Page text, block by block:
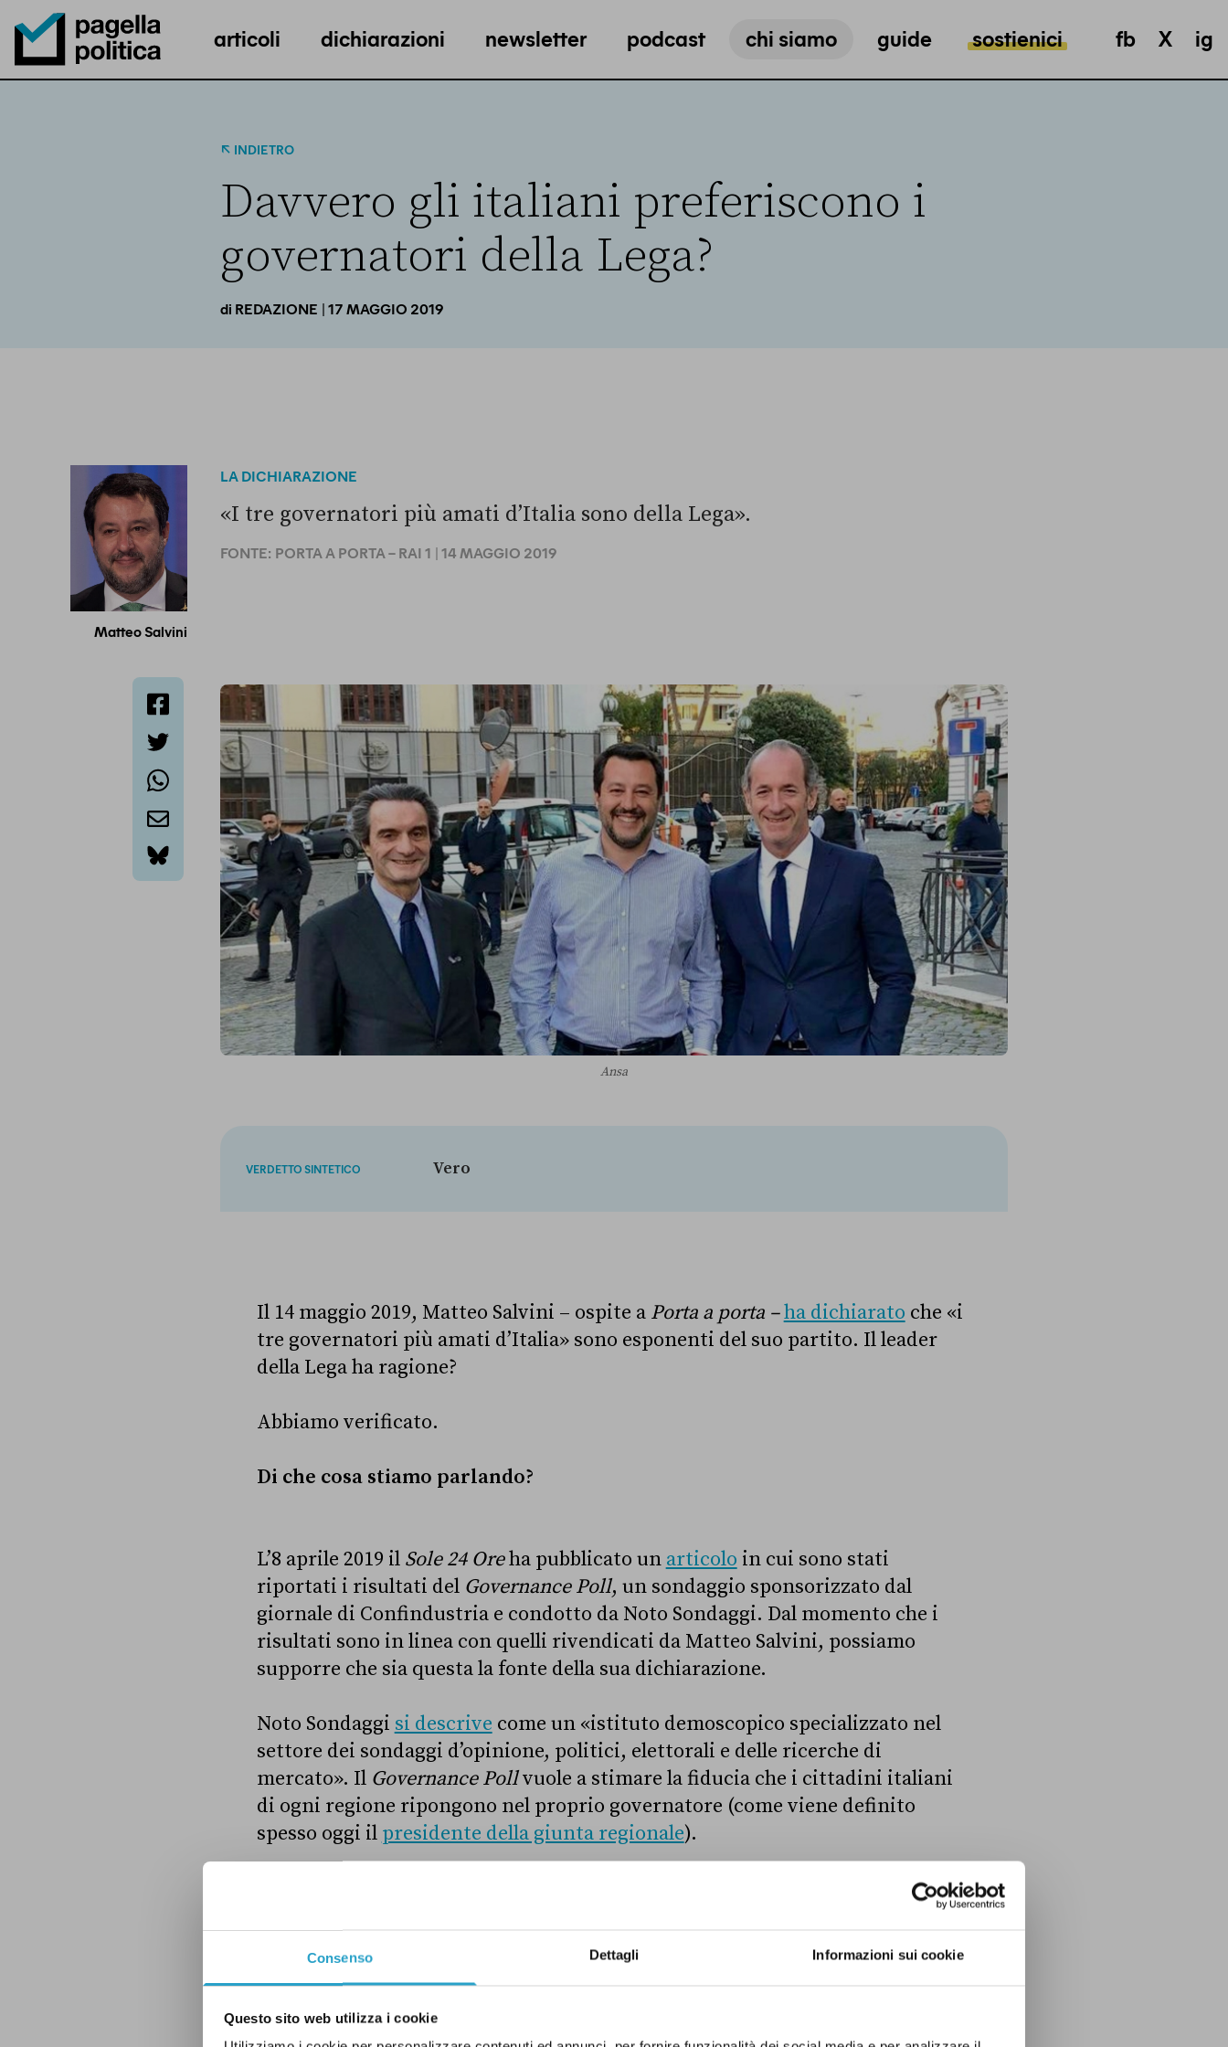
Consenso Dettagli Informazioni sui cookie
Questo sito web utilizza i cookie
Pagella Politica Logo
articoli dichiarazioni newsletter podcast chi siamo guide sostienici fb X ig
INDIETRO
Davvero gli italiani preferiscono i
governatori della Lega?
di REDAZIONE | 17 MAGGIO 2019
Matteo Salvini
LA DICHIARAZIONE
«I tre governatori più amati d’Italia sono della Lega».
FONTE: PORTA A PORTA – RAI 1 | 14 MAGGIO 2019
bluesky
Ansa
VERDETTO SINTETICO Vero
Il 14 maggio 2019, Matteo Salvini – ospite a Porta a porta –ha dichiarato che «i
tre governatori più amati d’Italia» sono esponenti del suo partito. Il leader
della Lega ha ragione?
Abbiamo verificato.
Di che cosa stiamo parlando?
L’8 aprile 2019 il Sole 24 Oreha pubblicato un articolo in cui sono stati
riportati i risultati del Governance Poll, un sondaggio sponsorizzato dal
giornale di Confindustria e condotto da Noto Sondaggi. Dal momento che i
risultati sono in linea con quelli rivendicati da Matteo Salvini, possiamo
supporre che sia questa la fonte della sua dichiarazione.
Noto Sondaggi si descrive come un «istituto demoscopico specializzato nel
settore dei sondaggi d’opinione, politici, elettorali e delle ricerche di
mercato». Il Governance Pollvuole a stimare la fiducia che i cittadini italiani
di ogni regione ripongono nel proprio governatore (come viene definito
spesso oggi il presidente della giunta regionale).
Che cosa chiedeva il sondaggio?